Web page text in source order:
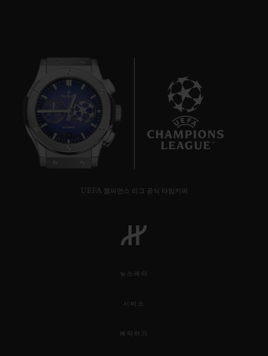
UEFA 챔피언스 리그 공식 타임키퍼
뉴스레터
서비스
예약하기